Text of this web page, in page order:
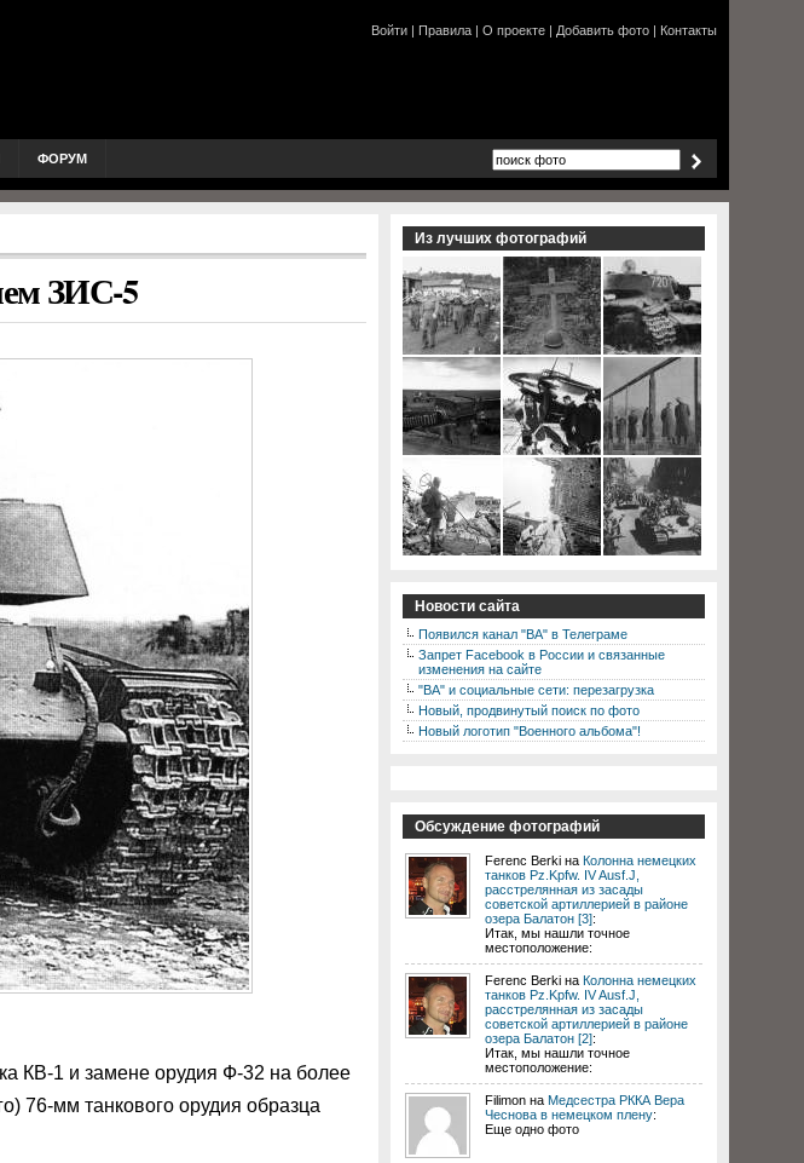
Войти | Правила | О проекте | Добавить фото | Контакты
ФОРУМ
ЗИС-5
КВ-1 и замене орудия Ф-32 на более
76-мм танкового орудия образца
Из лучших фотографий
Новости сайта
Появился канал "ВА" в Телеграме
Запрет Facebook в России и связанные
изменения на сайте
"ВА" и социальные сети: перезагрузка
Новый, продвинутый поиск по фото
Новый логотип "Военного альбома"!
Обсуждение фотографий
Ferenc Berki на Колонна немецких
танков Pz.Kpfw. IV Ausf.J,
расстрелянная из засады
советской артиллерией в районе
озера Балатон [3]:
Итак, мы нашли точное
местоположение:
Ferenc Berki на Колонна немецких
танков Pz.Kpfw. IV Ausf.J,
расстрелянная из засады
советской артиллерией в районе
озера Балатон [2]:
Итак, мы нашли точное
местоположение:
Filimon на Медсестра РККА Вера
Чеснова в немецком плену:
Еще одно фото